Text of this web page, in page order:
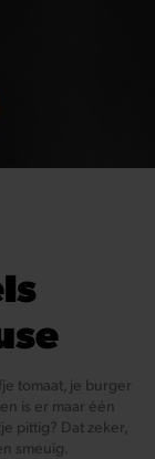
tomaat, je burger
is er maar één
pittig? Dat zeker,
smeuïg.